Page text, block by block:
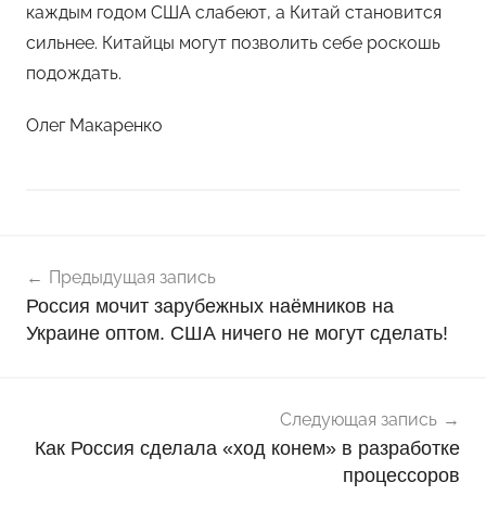
каждым годом США слабеют, а Китай становится
сильнее. Китайцы могут позволить себе роскошь
подождать.
Олег Макаренко
о
в
о
по
записям
Предыдущая запись
Россия мочит зарубежных наёмников на
Украине оптом. США ничего не могут сделать!
Следующая запись
Как Россия сделала «ход конем» в разработке
процессоров